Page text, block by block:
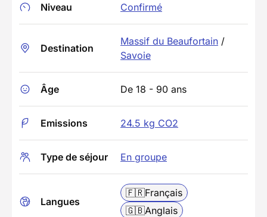
Niveau Confirmé
Destination
Massif du Beaufortain /
Savoie
Âge De 18 - 90 ans
Emissions 24.5 kg CO2
Type de séjour En groupe
Langues
🇫🇷Français
🇬🇧Anglais